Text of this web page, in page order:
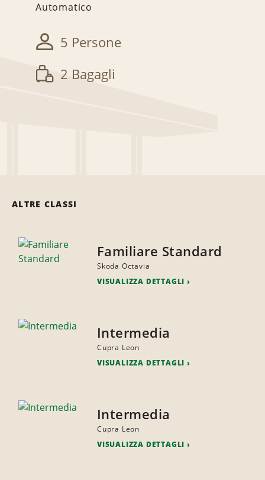
Automatico
5 Persone
2 Bagagli
ALTRE CLASSI
Familiare Standard
Skoda Octavia
VISUALIZZA DETTAGLI
Intermedia
Cupra Leon
VISUALIZZA DETTAGLI
Intermedia
Cupra Leon
VISUALIZZA DETTAGLI